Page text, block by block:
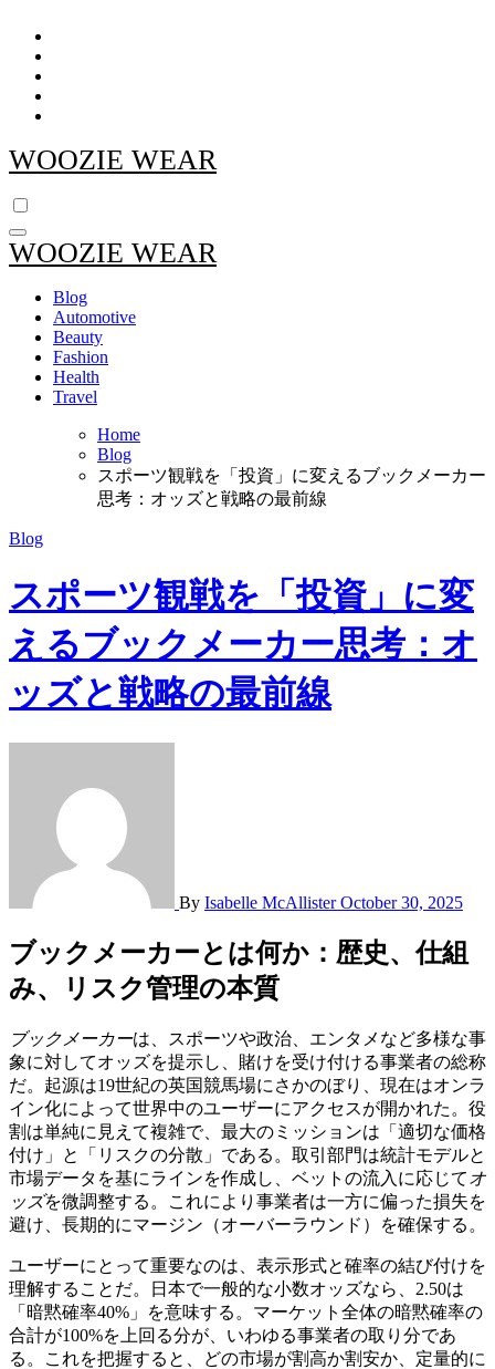
content
WOOZIE WEAR
WOOZIE WEAR
Blog
Automotive
Beauty
Fashion
Health
Travel
Home
Blog
スポーツ観戦を「投資」に変えるブックメーカー
思考：オッズと戦略の最前線
Blog
スポーツ観戦を「投資」に変
えるブックメーカー思考：オ
ッズと戦略の最前線
By Isabelle McAllisterOctober 30, 2025
ブックメーカーとは何か：歴史、仕組
み、リスク管理の本質
ブックメーカーは、スポーツや政治、エンタメなど多様な事
象に対してオッズを提示し、賭けを受け付ける事業者の総称
だ。起源は19世紀の英国競馬場にさかのぼり、現在はオンラ
イン化によって世界中のユーザーにアクセスが開かれた。役
割は単純に見えて複雑で、最大のミッションは「適切な価格
付け」と「リスクの分散」である。取引部門は統計モデルと
市場データを基にラインを作成し、ベットの流入に応じてオ
ッズを微調整する。これにより事業者は一方に偏った損失を
避け、長期的にマージン（オーバーラウンド）を確保する。
ユーザーにとって重要なのは、表示形式と確率の結び付けを
理解することだ。日本で一般的な小数オッズなら、2.50は
「暗黙確率40%」を意味する。マーケット全体の暗黙確率の
合計が100%を上回る分が、いわゆる事業者の取り分であ
る。これを把握すると、どの市場が割高か割安か、定量的に